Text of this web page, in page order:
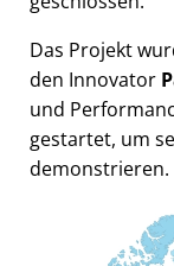
Das Projekt
den Innovator
und
gestartet, um
demonstrieren.